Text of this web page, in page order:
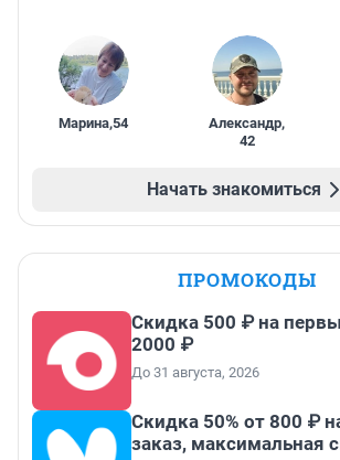
Марина,54 Александр,
42
Начать знакомиться
ПРОМОКОДЫ
Скидка 500 ₽ на
2000 ₽
До 31 августа, 2026
Скидка 50% от 800 ₽
заказ, максимальная